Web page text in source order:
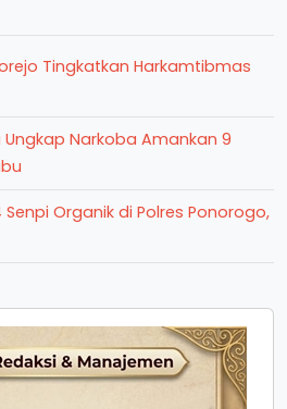
Tingkatkan Harkamtibmas
Narkoba Amankan 9
Organik di Polres Ponorogo,